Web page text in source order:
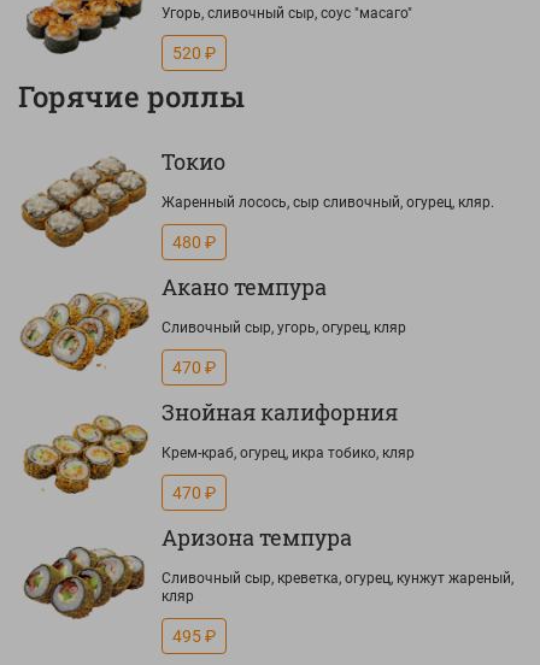
Угорь, сливочный сыр, соус "масаго"
520 ₽
Горячие роллы
Токио
Жаренный лосось, сыр сливочный, огурец, кляр.
480 ₽
Акано темпура
Сливочный сыр, угорь, огурец, кляр
470 ₽
Знойная калифорния
Крем-краб, огурец, икра тобико, кляр
470 ₽
Аризона темпура
Сливочный сыр, креветка, огурец, кунжут жареный,
кляр
495 ₽